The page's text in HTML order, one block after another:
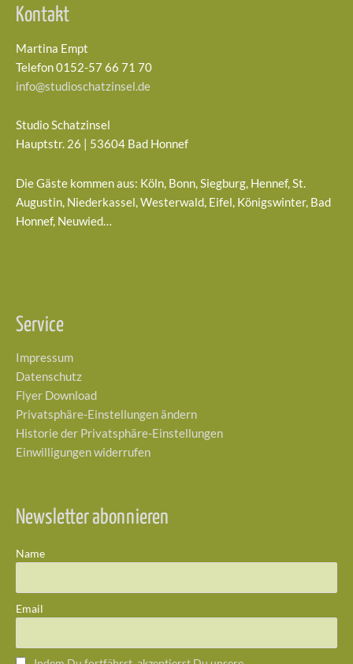
Kontakt
Martina Empt
Telefon 0152-57 66 71 70
info@studioschatzinsel.de
Studio Schatzinsel
Hauptstr. 26 | 53604 Bad Honnef
Die Gäste kommen aus: Köln, Bonn, Siegburg, Hennef, St.
Augustin, Niederkassel, Westerwald, Eifel, Königswinter, Bad
Honnef, Neuwied…
Service
Impressum
Datenschutz
Flyer Download
Privatsphäre-Einstellungen ändern
Historie der Privatsphäre-Einstellungen
Einwilligungen widerrufen
Newsletter abonnieren
Name
Email